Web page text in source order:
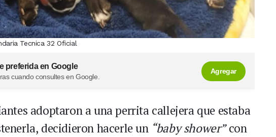
Tecnica 32 Oficial
preferida en Google
cuando consultes en Google.
Agregar
adoptaron a una perrita callejera que estaba
decidieron hacerle un“baby shower”con